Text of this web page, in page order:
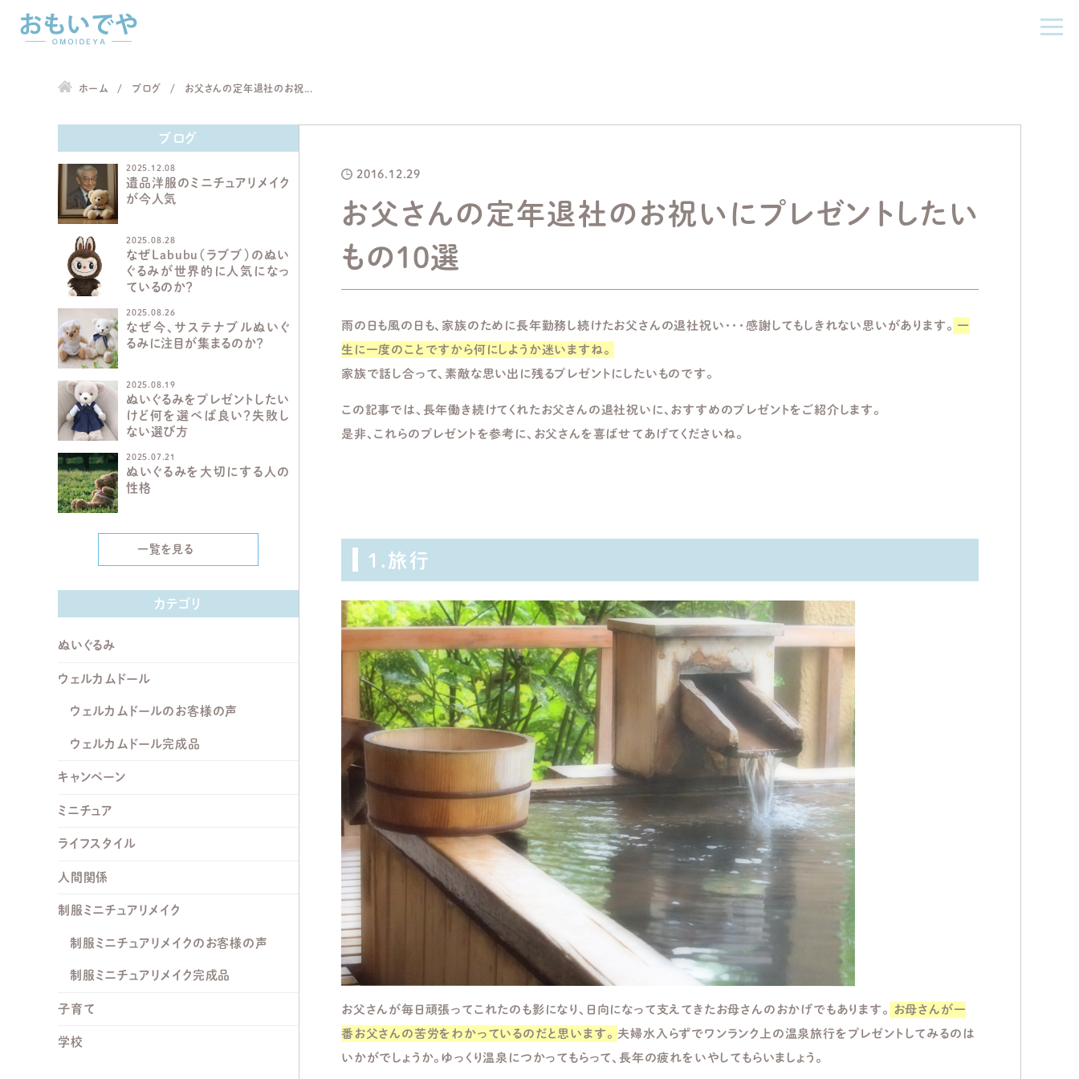
ホーム ブログ お父さんの定年退社のお祝...
2016.12.29
お父さんの定年退社のお祝いにプレゼントしたい
もの10選
雨の日も風の日も、家族のために長年勤務し続けたお父さんの退社祝い・・・感謝してもしきれない思いがあります。 一
生に一度のことですから何にしようか迷いますね。
家族で話し合って、素敵な思い出に残るプレゼントにしたいものです。
この記事では、長年働き続けてくれたお父さんの退社祝いに、おすすめのプレゼントをご紹介します。
是非、これらのプレゼントを参考に、お父さんを喜ばせてあげてくださいね。
1.旅行
お父さんが毎日頑張ってこれたのも影になり、日向になって支えてきたお母さんのおかげでもあります。 お母さんが一
番お父さんの苦労をわかっているのだと思います。 夫婦水入らずでワンランク上の温泉旅行をプレゼントしてみるのは
いかがでしょうか。ゆっくり温泉につかってもらって、長年の疲れをいやしてもらいましょう。
ブログ
2025.12.08
遺品洋服のミニチュアリメイク
が今人気
2025.08.28
なぜLabubu（ラブブ）のぬい
ぐるみが世界的に人気になっ
ているのか？
2025.08.26
なぜ今、サステナブルぬいぐ
るみに注目が集まるのか？
2025.08.19
ぬいぐるみをプレゼントしたい
けど何を選べば良い？失敗し
ない選び方
2025.07.21
ぬいぐるみを大切にする人の
性格
一覧を見る
カテゴリ
ぬいぐるみ
ウェルカムドール
ウェルカムドールのお客様の声
ウェルカムドール完成品
キャンペーン
ミニチュア
ライフスタイル
人間関係
制服ミニチュアリメイク
制服ミニチュアリメイクのお客様の声
制服ミニチュアリメイク完成品
子育て
学校